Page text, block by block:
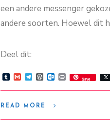
een andere messenger
andere soorten. Hoewel dit
Deel dit:
TumblrGmailTelegram
WordPress
Outlook.com
PrintSave
READ MORE